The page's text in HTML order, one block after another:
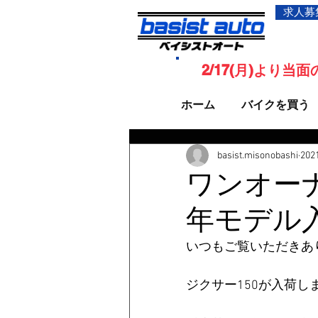
求人募
ホーム バイクを買う
2/17(月)より当面
ワンオー
年モデル
basist.misonobashi
いつもご覧いただきあ
ジクサー150が入荷し